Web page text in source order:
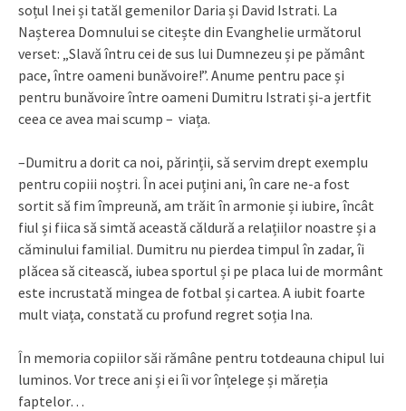
soțul Inei și tatăl gemenilor Daria și David Istrati. La
Nașterea Domnului se citește din Evanghelie următorul
verset: „Slavă întru cei de sus lui Dumnezeu și pe pământ
pace, între oameni bunăvoire!”. Anume pentru pace și
pentru bunăvoire între oameni Dumitru Istrati și-a jertfit
ceea ce avea mai scump – viața.
–Dumitru a dorit ca noi, părinții, să servim drept exemplu
pentru copiii noștri. În acei puțini ani, în care ne-a fost
sortit să fim împreună, am trăit în armonie și iubire, încât
fiul și fiica să simtă această căldură a relațiilor noastre și a
căminului familial. Dumitru nu pierdea timpul în zadar, îi
plăcea să citească, iubea sportul și pe placa lui de mormânt
este incrustată mingea de fotbal și cartea. A iubit foarte
mult viața, constată cu profund regret soția Ina.
În memoria copiilor săi rămâne pentru totdeauna chipul lui
luminos. Vor trece ani și ei îi vor înțelege și măreția
faptelor…